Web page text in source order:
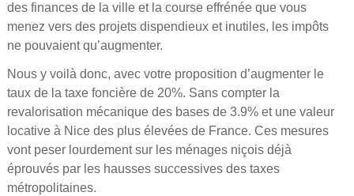
des finances de la ville et la course effrénée que vous
menez vers des projets dispendieux et inutiles, les impôts
ne pouvaient qu’augmenter.
Nous y voilà donc, avec votre proposition d’augmenter le
taux de la taxe foncière de 20%. Sans compter la
revalorisation mécanique des bases de 3.9% et une valeur
locative à Nice des plus élevées de France. Ces mesures
vont peser lourdement sur les ménages niçois déjà
éprouvés par les hausses successives des taxes
métropolitaines.